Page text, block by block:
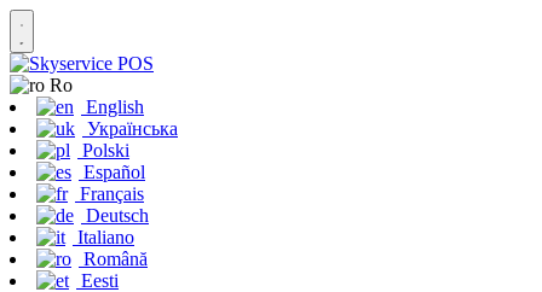
Ro
English
Українська
Polski
Español
Français
Deutsch
Italiano
Română
Eesti